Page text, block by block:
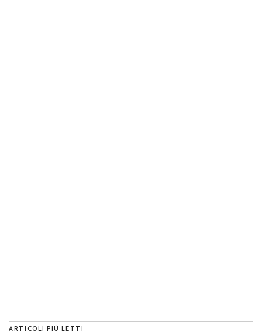
ARTICOLI PIÙ LETTI